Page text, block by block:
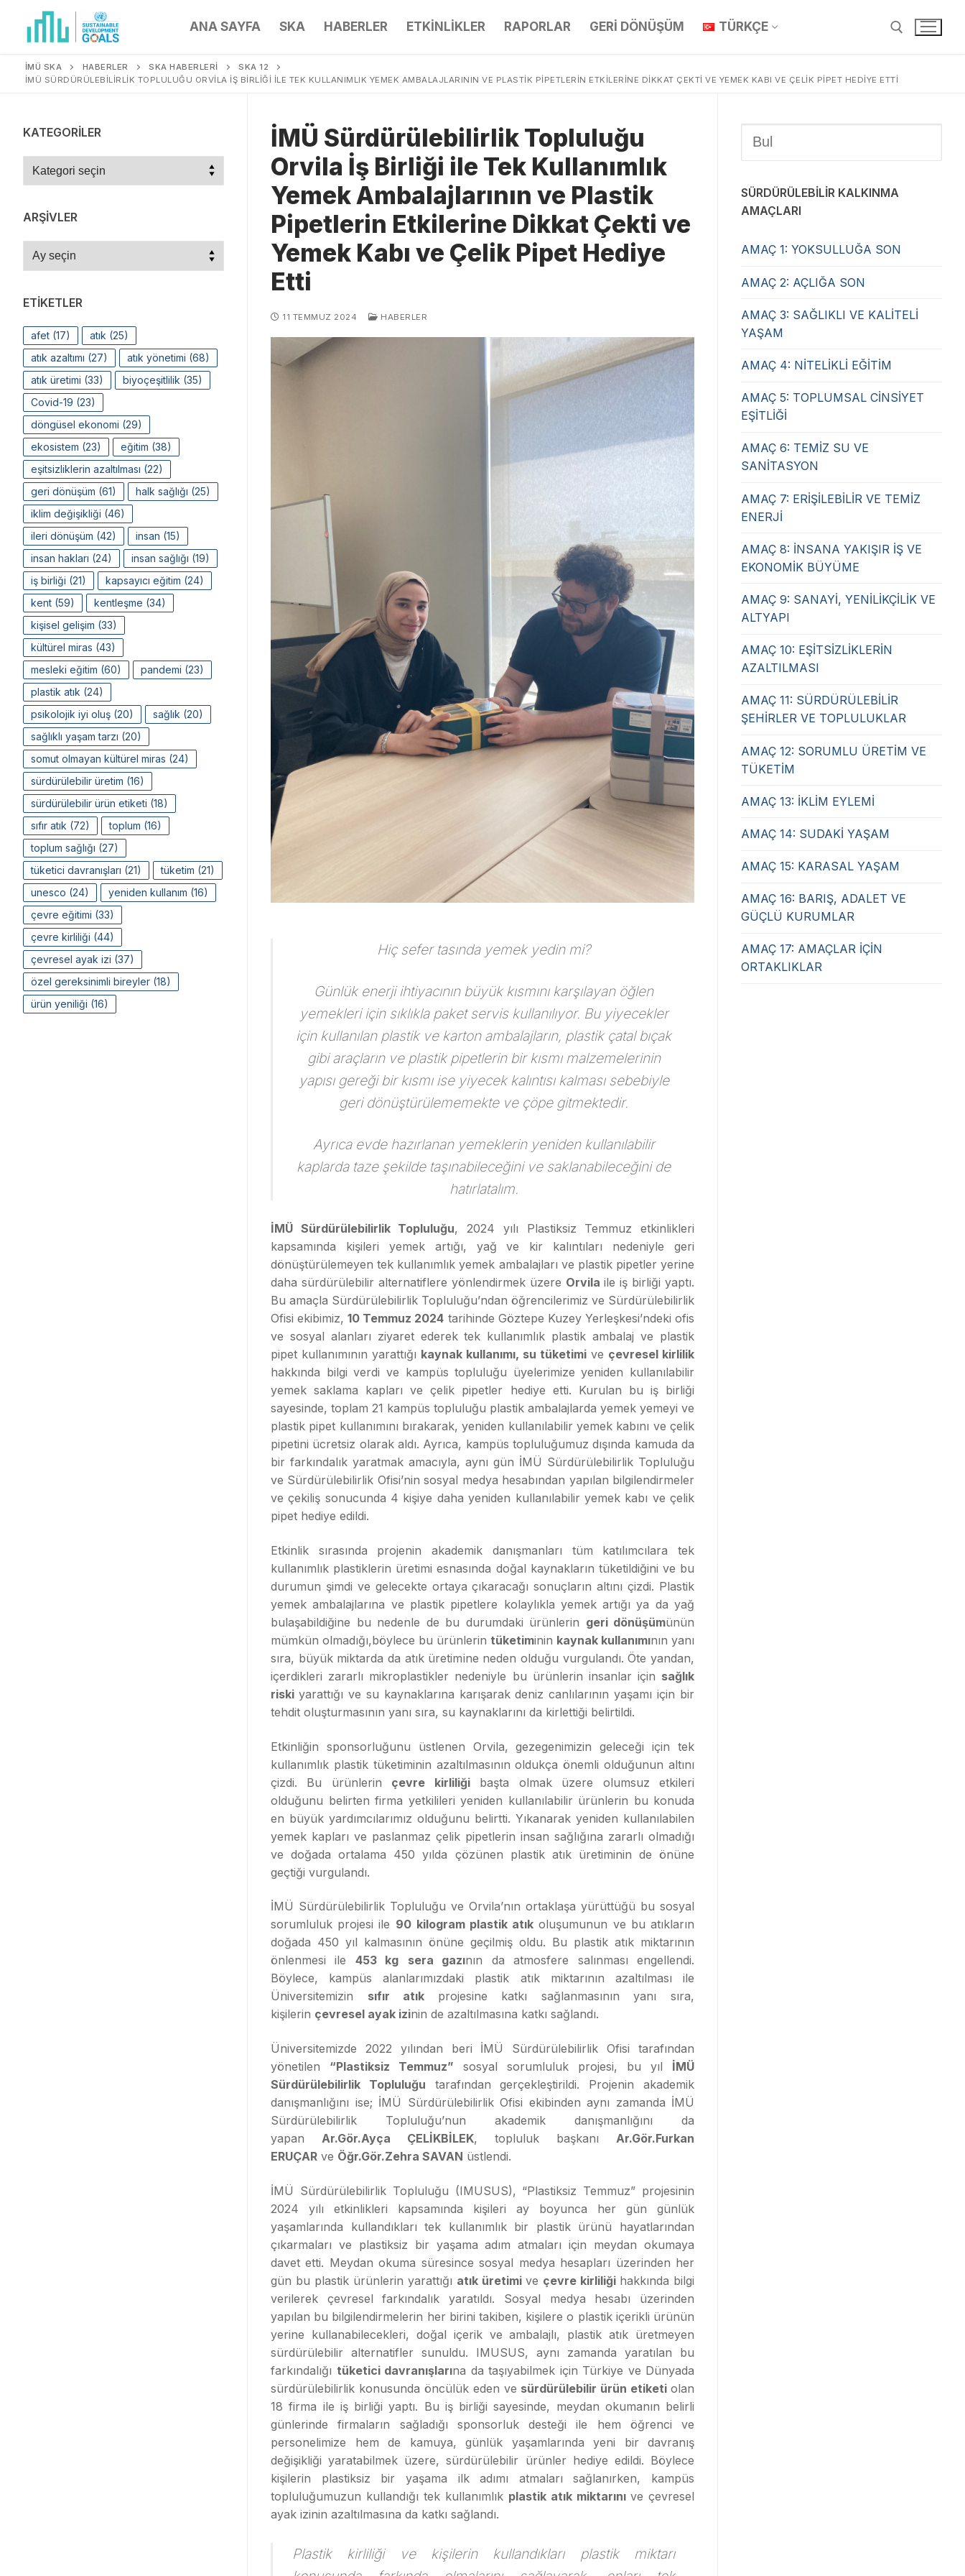
ANA SAYFA SKA HABERLER ETKİNLİKLER RAPORLAR GERİ DÖNÜŞÜM TÜRKÇE
İMÜ SKA HABERLER SKA HABERLERİ
SKA 12
İMÜ SÜRDÜRÜLEBILIRLIK TOPLULUĞU ORVILA İŞ BIRLIĞI ILE TEK KULLANIMLIK YEMEK AMBALAJLARININ VE PLASTIK PIPETLERIN ETKILERINE DIKKAT ÇEKTI VE YEMEK KABI VE ÇELIK PIPET HEDIYE ETTI
İMÜ Sürdürülebilirlik Topluluğu
Orvila İş Birliği ile Tek Kullanımlık
Yemek Ambalajlarının ve Plastik
Pipetlerin Etkilerine Dikkat Çekti ve
Yemek Kabı ve Çelik Pipet Hediye
Etti
11 TEMMUZ 2024 HABERLER
Hiç sefer tasında yemek yedin mi?
Günlük enerji ihtiyacının büyük kısmını karşılayan öğlen
yemekleri için sıklıkla paket servis kullanılıyor. Bu yiyecekler
için kullanılan plastik ve karton ambalajların, plastik çatal bıçak
gibi araçların ve plastik pipetlerin bir kısmı malzemelerinin
yapısı gereği bir kısmı ise yiyecek kalıntısı kalması sebebiyle
geri dönüştürülememekte ve çöpe gitmektedir.
Ayrıca evde hazırlanan yemeklerin yeniden kullanılabilir
kaplarda taze şekilde taşınabileceğini ve saklanabileceğini de
hatırlatalım.
İMÜ Sürdürülebilirlik Topluluğu, 2024 yılı Plastiksiz Temmuz etkinlikleri
kapsamında kişileri yemek artığı, yağ ve kir kalıntıları nedeniyle geri
dönüştürülemeyen tek kullanımlık yemek ambalajları ve plastik pipetler yerine
daha sürdürülebilir alternatiflere yönlendirmek üzere Orvila ile iş birliği yaptı.
Bu amaçla Sürdürülebilirlik Topluluğu’ndan öğrencilerimiz ve Sürdürülebilirlik
Ofisi ekibimiz,10 Temmuz 2024 tarihinde Göztepe Kuzey Yerleşkesi’ndeki ofis
ve sosyal alanları ziyaret ederek tek kullanımlık plastik ambalaj ve plastik
pipet kullanımının yarattığı kaynak kullanımı, su tüketimi ve çevresel kirlilik
hakkında bilgi verdi ve kampüs topluluğu üyelerimize yeniden kullanılabilir
yemek saklama kapları ve çelik pipetler hediye etti. Kurulan bu iş birliği
sayesinde, toplam 21 kampüs topluluğu plastik ambalajlarda yemek yemeyi ve
plastik pipet kullanımını bırakarak, yeniden kullanılabilir yemek kabını ve çelik
pipetini ücretsiz olarak aldı. Ayrıca, kampüs topluluğumuz dışında kamuda da
bir farkındalık yaratmak amacıyla, aynı gün İMÜ Sürdürülebilirlik Topluluğu
ve Sürdürülebilirlik Ofisi’nin sosyal medya hesabından yapılan bilgilendirmeler
ve çekiliş sonucunda 4 kişiye daha yeniden kullanılabilir yemek kabı ve çelik
pipet hediye edildi.
Etkinlik sırasında projenin akademik danışmanları tüm katılımcılara tek
kullanımlık plastiklerin üretimi esnasında doğal kaynakların tüketildiğini ve bu
durumun şimdi ve gelecekte ortaya çıkaracağı sonuçların altını çizdi. Plastik
yemek ambalajlarına ve plastik pipetlere kolaylıkla yemek artığı ya da yağ
bulaşabildiğine bu nedenle de bu durumdaki ürünlerin geri dönüşümünün
mümkün olmadığı,böylece bu ürünlerin tüketiminin kaynak kullanımının yanı
sıra, büyük miktarda da atık üretimine neden olduğu vurgulandı. Öte yandan,
içerdikleri zararlı mikroplastikler nedeniyle bu ürünlerin insanlar için sağlık
riski yarattığı ve su kaynaklarına karışarak deniz canlılarının yaşamı için bir
tehdit oluşturmasının yanı sıra, su kaynaklarını da kirlettiği belirtildi.
Etkinliğin sponsorluğunu üstlenen Orvila, gezegenimizin geleceği için tek
kullanımlık plastik tüketiminin azaltılmasının oldukça önemli olduğunun altını
çizdi. Bu ürünlerin çevre kirliliğibaşta olmak üzere olumsuz etkileri
olduğunu belirten firma yetkilileri yeniden kullanılabilir ürünlerin bu konuda
en büyük yardımcılarımız olduğunu belirtti. Yıkanarak yeniden kullanılabilen
yemek kapları ve paslanmaz çelik pipetlerin insan sağlığına zararlı olmadığı
ve doğada ortalama 450 yılda çözünen plastik atık üretiminin de önüne
geçtiği vurgulandı.
İMÜ Sürdürülebilirlik Topluluğu ve Orvila’nın ortaklaşa yürüttüğü bu sosyal
sorumluluk projesi ile 90 kilogram plastik atık oluşumunun ve bu atıkların
doğada 450 yıl kalmasının önüne geçilmiş oldu. Bu plastik atık miktarının
önlenmesi ile 453 kg sera gazının da atmosfere salınması engellendi.
Böylece, kampüs alanlarımızdaki plastik atık miktarının azaltılması ile
Üniversitemizin sıfır atık projesine katkı sağlanmasının yanı sıra,
kişilerin çevresel ayak izinin de azaltılmasına katkı sağlandı.
Üniversitemizde 2022 yılından beri İMÜ Sürdürülebilirlik Ofisi tarafından
yönetilen “Plastiksiz Temmuz” sosyal sorumluluk projesi, bu yıl İMÜ
Sürdürülebilirlik Topluluğu tarafından gerçekleştirildi. Projenin akademik
danışmanlığını ise; İMÜ Sürdürülebilirlik Ofisi ekibinden aynı zamanda İMÜ
Sürdürülebilirlik Topluluğu’nun akademik danışmanlığını da
yapan Ar.Gör.Ayça ÇELİKBİLEK, topluluk başkanı Ar.Gör.Furkan
ERUÇAR ve Öğr.Gör.Zehra SAVAN üstlendi.
İMÜ Sürdürülebilirlik Topluluğu (IMUSUS), “Plastiksiz Temmuz” projesinin
2024 yılı etkinlikleri kapsamında kişileri ay boyunca her gün günlük
yaşamlarında kullandıkları tek kullanımlık bir plastik ürünü hayatlarından
çıkarmaları ve plastiksiz bir yaşama adım atmaları için meydan okumaya
davet etti. Meydan okuma süresince sosyal medya hesapları üzerinden her
gün bu plastik ürünlerin yarattığı atık üretimi ve çevre kirliliği hakkında bilgi
verilerek çevresel farkındalık yaratıldı. Sosyal medya hesabı üzerinden
yapılan bu bilgilendirmelerin her birini takiben, kişilere o plastik içerikli ürünün
yerine kullanabilecekleri, doğal içerik ve ambalajlı, plastik atık üretmeyen
sürdürülebilir alternatifler sunuldu. IMUSUS, aynı zamanda yaratılan bu
farkındalığı tüketici davranışlarına da taşıyabilmek için Türkiye ve Dünyada
sürdürülebilirlik konusunda öncülük eden ve sürdürülebilir ürün etiketi olan
18 firma ile iş birliği yaptı. Bu iş birliği sayesinde, meydan okumanın belirli
günlerinde firmaların sağladığı sponsorluk desteği ile hem öğrenci ve
personelimize hem de kamuya, günlük yaşamlarında yeni bir davranış
değişikliği yaratabilmek üzere, sürdürülebilir ürünler hediye edildi. Böylece
kişilerin plastiksiz bir yaşama ilk adımı atmaları sağlanırken, kampüs
topluluğumuzun kullandığı tek kullanımlık plastik atık miktarını ve çevresel
ayak izinin azaltılmasına da katkı sağlandı.
Plastik kirliliği ve kişilerin kullandıkları plastik miktarı
SÜRDÜRÜLEBİLİR KALKINMA
AMAÇLARI
AMAÇ 1: YOKSULLUĞA SON
AMAÇ 2: AÇLIĞA SON
AMAÇ 3: SAĞLIKLI VE KALİTELİ
YAŞAM
AMAÇ 4: NİTELİKLİ EĞİTİM
AMAÇ 5: TOPLUMSAL CİNSİYET
EŞİTLİĞİ
AMAÇ 6: TEMİZ SU VE
SANİTASYON
AMAÇ 7: ERİŞİLEBİLİR VE TEMİZ
ENERJİ
AMAÇ 8: İNSANA YAKIŞIR İŞ VE
EKONOMİK BÜYÜME
AMAÇ 9: SANAYİ, YENİLİKÇİLİK VE
ALTYAPI
AMAÇ 10: EŞİTSİZLİKLERİN
AZALTILMASI
AMAÇ 11: SÜRDÜRÜLEBİLİR
ŞEHİRLER VE TOPLULUKLAR
AMAÇ 12: SORUMLU ÜRETİM VE
TÜKETİM
AMAÇ 13: İKLİM EYLEMİ
AMAÇ 14: SUDAKİ YAŞAM
AMAÇ 15: KARASAL YAŞAM
AMAÇ 16: BARIŞ, ADALET VE
GÜÇLÜ KURUMLAR
AMAÇ 17: AMAÇLAR İÇİN
ORTAKLIKLAR
KATEGORILER
ARŞIVLER
ETIKETLER
afet (17) atık (25)
atık azaltımı (27) atık yönetimi (68)
atık üretimi (33) biyoçeşitlilik (35)
Covid-19 (23)
döngüsel ekonomi (29)
ekosistem (23) eğitim (38)
eşitsizliklerin azaltılması (22)
geri dönüşüm (61) halk sağlığı (25)
iklim değişikliği (46)
ileri dönüşüm (42) insan (15)
insan hakları (24) insan sağlığı (19)
iş birliği (21) kapsayıcı eğitim (24)
kent (59) kentleşme (34)
kişisel gelişim (33)
kültürel miras (43)
mesleki eğitim (60) pandemi (23)
plastik atık (24)
psikolojik iyi oluş (20) sağlık (20)
sağlıklı yaşam tarzı (20)
somut olmayan kültürel miras (24)
sürdürülebilir üretim (16)
sürdürülebilir ürün etiketi (18)
sıfır atık (72) toplum (16)
toplum sağlığı (27)
tüketici davranışları (21) tüketim (21)
unesco (24) yeniden kullanım (16)
çevre eğitimi (33)
çevre kirliliği (44)
çevresel ayak izi (37)
özel gereksinimli bireyler (18)
ürün yeniliği (16)